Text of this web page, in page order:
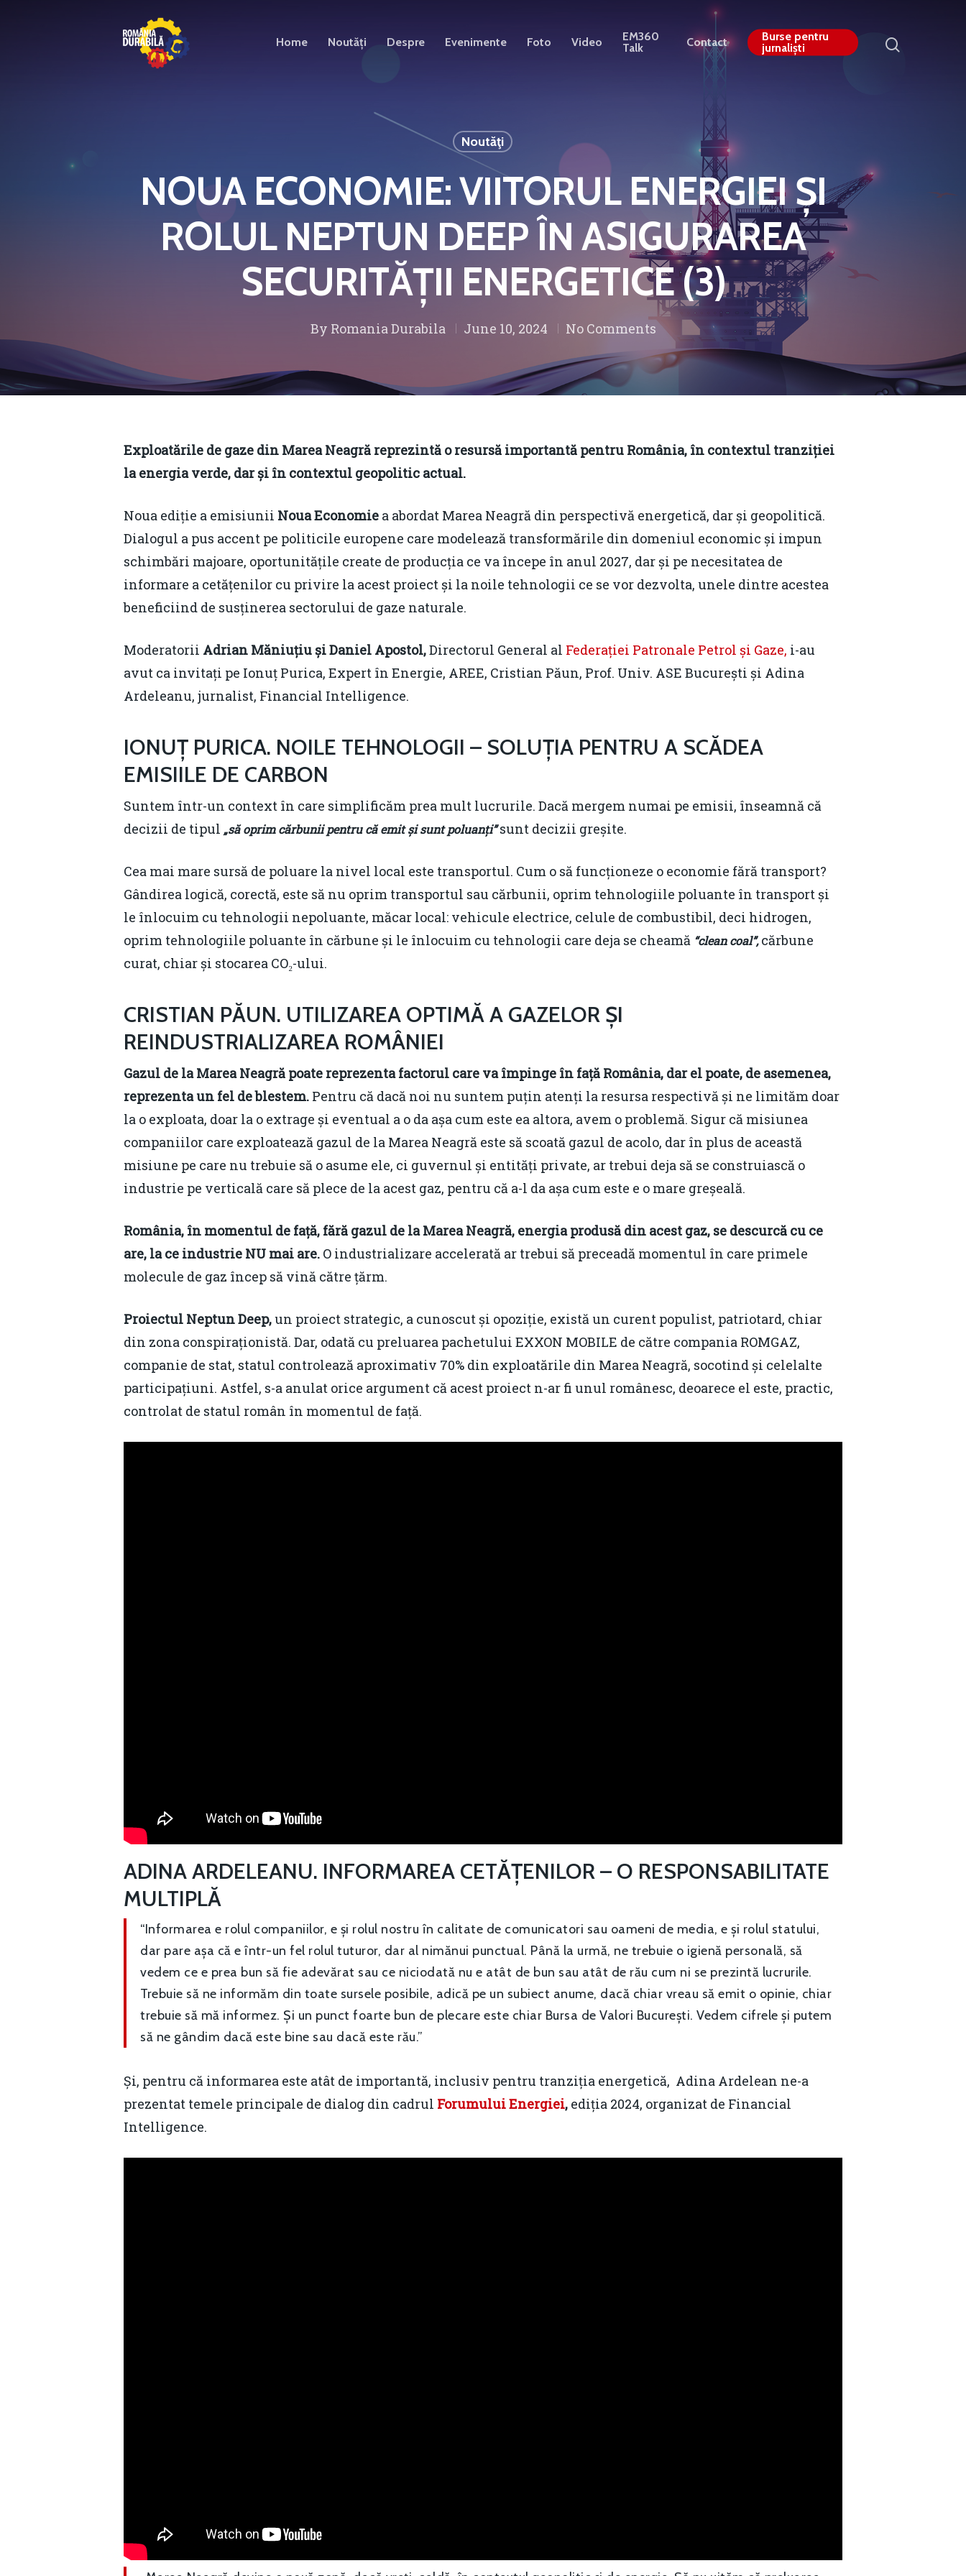
Hit enter to search or ESC to close
Home Noutăți Despre Evenimente Foto Video
EM360
Talk
Contact
Burse pentru
jurnaliști
Noutăţi
NOUA ECONOMIE: VIITORUL ENERGIEI ȘI
ROLUL NEPTUN DEEP ÎN ASIGURAREA
SECURITĂȚII ENERGETICE (3)
By Romania Durabila June 10, 2024 No Comments
Exploatările de gaze din Marea Neagră reprezintă o resursă importantă pentru România, în contextul tranziției
la energia verde, dar și în contextul geopolitic actual.
Noua ediție a emisiunii Noua Economie a abordat Marea Neagră din perspectivă energetică, dar și geopolitică.
Dialogul a pus accent pe politicile europene care modelează transformările din domeniul economic și impun
schimbări majoare, oportunitățile create de producția ce va începe în anul 2027, dar și pe necesitatea de
informare a cetățenilor cu privire la acest proiect și la noile tehnologii ce se vor dezvolta, unele dintre acestea
beneficiind de susținerea sectorului de gaze naturale.
Moderatorii Adrian Măniuțiu și Daniel Apostol,Directorul General al Federației Patronale Petrol și Gaze, i-au
avut ca invitați pe Ionuț Purica, Expert în Energie, AREE, Cristian Păun, Prof. Univ. ASE București și Adina
Ardeleanu, jurnalist, Financial Intelligence.
IONUȚ PURICA. NOILE TEHNOLOGII – SOLUȚIA PENTRU A SCĂDEA
EMISIILE DE CARBON
Suntem într-un context în care simplificăm prea mult lucrurile. Dacă mergem numai pe emisii, înseamnă că
decizii de tipul „să oprim cărbunii pentru că emit și sunt poluanți”sunt decizii greșite.
Cea mai mare sursă de poluare la nivel local este transportul. Cum o să funcționeze o economie fără transport?
Gândirea logică, corectă, este să nu oprim transportul sau cărbunii, oprim tehnologiile poluante în transport și
le înlocuim cu tehnologii nepoluante, măcar local: vehicule electrice, celule de combustibil, deci hidrogen,
oprim tehnologiile poluante în cărbune și le înlocuim cu tehnologii care deja se cheamă “clean coal”,cărbune
curat, chiar și stocarea CO₂-ului.
CRISTIAN PĂUN. UTILIZAREA OPTIMĂ A GAZELOR ȘI
REINDUSTRIALIZAREA ROMÂNIEI
Gazul de la Marea Neagră poate reprezenta factorul care va împinge în față România, dar el poate, de asemenea,
reprezenta un fel de blestem. Pentru că dacă noi nu suntem puțin atenți la resursa respectivă și ne limităm doar
la o exploata, doar la o extrage și eventual a o da așa cum este ea altora, avem o problemă. Sigur că misiunea
companiilor care exploatează gazul de la Marea Neagră este să scoată gazul de acolo, dar în plus de această
misiune pe care nu trebuie să o asume ele, ci guvernul și entități private, ar trebui deja să se construiască o
industrie pe verticală care să plece de la acest gaz, pentru că a-l da așa cum este e o mare greșeală.
România, în momentul de față, fără gazul de la Marea Neagră, energia produsă din acest gaz, se descurcă cu ce
are, la ce industrie NU mai are. O industrializare accelerată ar trebui să preceadă momentul în care primele
molecule de gaz încep să vină către țărm.
Proiectul Neptun Deep, un proiect strategic, a cunoscut și opoziție, există un curent populist, patriotard, chiar
din zona conspiraționistă. Dar, odată cu preluarea pachetului EXXON MOBILE de către compania ROMGAZ,
companie de stat, statul controlează aproximativ 70% din exploatările din Marea Neagră, socotind și celelalte
participațiuni. Astfel, s-a anulat orice argument că acest proiect n-ar fi unul românesc, deoarece el este, practic,
controlat de statul român în momentul de față.
ADINA ARDELEANU. INFORMAREA CETĂȚENILOR – O RESPONSABILITATE
MULTIPLĂ
“Informarea e rolul companiilor, e și rolul nostru în calitate de comunicatori sau oameni de media, e și rolul statului,
dar pare așa că e într-un fel rolul tuturor, dar al nimănui punctual. Până la urmă, ne trebuie o igienă personală, să
vedem ce e prea bun să fie adevărat sau ce niciodată nu e atât de bun sau atât de rău cum ni se prezintă lucrurile.
Trebuie să ne informăm din toate sursele posibile, adică pe un subiect anume, dacă chiar vreau să emit o opinie, chiar
trebuie să mă informez. Și un punct foarte bun de plecare este chiar Bursa de Valori București. Vedem cifrele și putem
să ne gândim dacă este bine sau dacă este rău.”
Și, pentru că informarea este atât de importantă, inclusiv pentru tranziția energetică, Adina Ardelean ne-a
prezentat temele principale de dialog din cadrul Forumului Energiei, ediția 2024, organizat de Financial
Intelligence.